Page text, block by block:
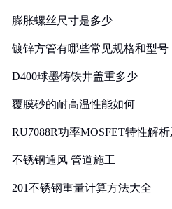
膨胀螺丝尺寸是多少
镀锌方管有哪些常见规格和型号
D400球墨铸铁井盖重多少
覆膜砂的耐高温性能如何
RU7088R功率MOSFET特性解
不锈钢通风 管道施工
201不锈钢重量计算方法大全